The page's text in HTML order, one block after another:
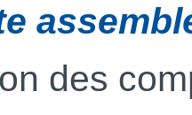
des